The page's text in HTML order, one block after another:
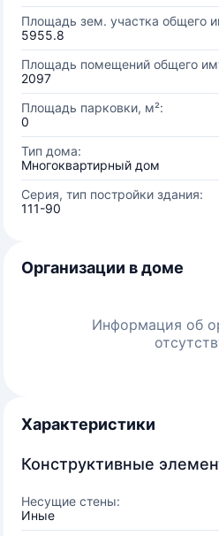
Площадь зем. участка общего
5955.8
Площадь помещений общего
2097
Площадь парковки, м²:
0
Тип дома:
Многоквартирный дом
Серия, тип постройки здания:
111-90
Организации в доме
Информация об
Характеристики
Конструктивные
Несущие стены:
Иные